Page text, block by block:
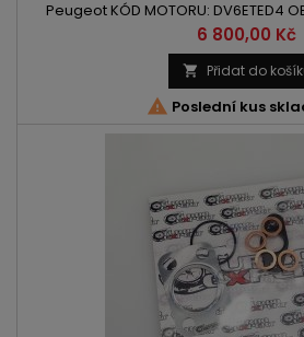
Peugeot KÓD MOTORU: DV6ETED4
VÝKON: 55kW/75PS / 68kW/92PS /
2008 -
Cena
6 800,00 Kč
 Přidat do
 Poslední kus